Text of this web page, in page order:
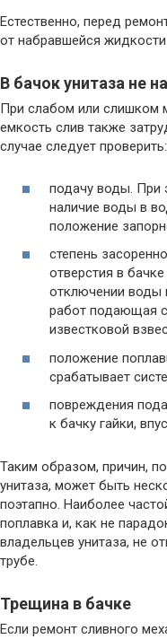
Естественно, перед
от набравшейся
В бачок унитаза не
При слабом или слишком
емкость слив также
случае следует проверить:
подачу воды. При
наличие воды в
положение
степень
отверстия в
отключении воды
работ подающая
известковой
положение
срабатывает
повреждения
к бачку гайки,
Таким образом, причин,
унитаза, может быть
поэтапно. Наиболее
поплавка и, как не
владельцев унитаза, не
трубе.
Трещина в бачке
Если ремонт сливного